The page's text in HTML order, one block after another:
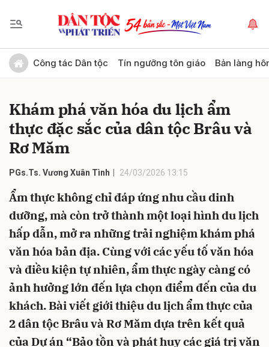
Công tác Dân tộc Tín ngưỡng tôn giáo Bản làng
Khám phá văn hóa du lịch ẩm
thực đặc sắc của dân tộc Brâu và
Rơ Măm
PGs.Ts. Vương Xuân Tình 24/03/2026 13:15
Ẩm thực không chỉ đáp ứng nhu cầu dinh
dưỡng, mà còn trở thành một loại hình du lịch
hấp dẫn, mở ra những trải nghiệm khám phá
văn hóa bản địa. Cùng với các yếu tố văn hóa
và điều kiện tự nhiên, ẩm thực ngày càng có
ảnh hưởng lớn đến lựa chọn điểm đến của du
khách. Bài viết giới thiệu du lịch ẩm thực của
2 dân tộc Brâu và Rơ Măm dựa trên kết quả
của Dự án “Bảo tồn và phát huy các giá trị văn
Gửi bình luận